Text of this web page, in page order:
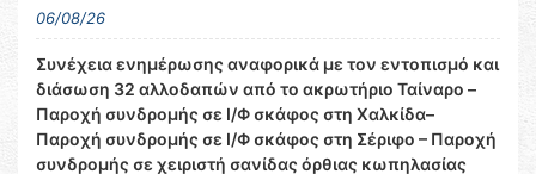
06/08/26
Συνέχεια ενημέρωσης αναφορικά με τον εντοπισμό και
διάσωση 32 αλλοδαπών από το ακρωτήριο Ταίναρο –
Παροχή συνδρομής σε Ι/Φ σκάφος στη Χαλκίδα–
Παροχή συνδρομής σε Ι/Φ σκάφος στη Σέριφο – Παροχή
συνδρομής σε χειριστή σανίδας όρθιας κωπηλασίας